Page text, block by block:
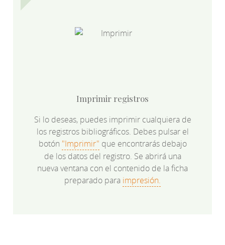
Imprimir registros
Si lo deseas, puedes imprimir cualquiera de
los registros bibliográficos. Debes pulsar el
botón "Imprimir" que encontrarás debajo
de los datos del registro. Se abrirá una
nueva ventana con el contenido de la ficha
preparado para impresión.